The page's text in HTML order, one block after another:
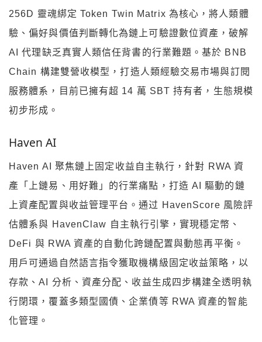
256D 靈魂綁定 Token Twin Matrix 為核心，將人類體
驗、偏好與價值判斷轉化為鏈上可驗證數位資產，破解
AI 代理缺乏真實人類信任背書的行業難題。基於 BNB
Chain 構建雙營收模型，打造人類經驗交易市場與訂閱
服務體系，目前已擁有超 14 萬 SBT 持有者，生態規模
初步形成。
Haven AI
Haven AI 聚焦鏈上固定收益自主執行，針對 RWA 資
產「上鏈易、用好難」的行業痛點，打造 AI 驅動的鏈
上資產配置與收益管理平台。通过 HavenScore 風險評
估體系與 HavenClaw 自主執行引擎，實現穩定幣、
DeFi 與 RWA 資產的自動化跨鏈配置與動態再平衡。
用戶可通過自然語言指令獲取機構級固定收益策略，以
存款、AI 分析、資產分配、收益生成四步構建全透明執
行閉環，覆蓋多類型國債、企業債等 RWA 資產的智能
化管理。